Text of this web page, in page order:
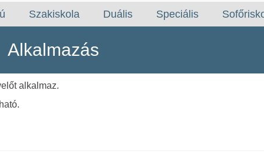
Szakiskola Duális Speciális
Alkalmazás
alkalmaz.